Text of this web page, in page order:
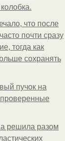
что после
почти сразу
тогда как
сохранять
пучок на
решила разом